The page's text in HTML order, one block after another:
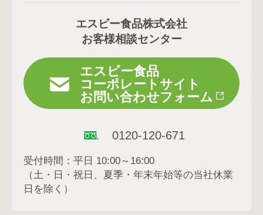
エスビー食品株式会社
お客様相談センター
エスビー食品
コーポレートサイト
お問い合わせフォーム
0120-120-671
受付時間：平日 10:00～16:00
（土・日・祝日、夏季・年末年始等の当社休業
日を除く）